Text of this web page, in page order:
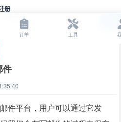
件
件平台，用户可以通过它发